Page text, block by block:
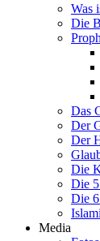
Was
Die
Das
Der
Der
Die
Die
Die
Media